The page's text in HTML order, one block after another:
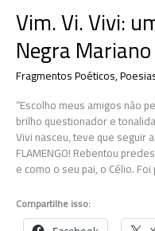
Vim. Vi. Vivi:
Negra Mariano
Fragmentos Poéticos,
“Escolho meus amigos não
brilho questionador e
Vivi nasceu, teve que seguir
FLAMENGO! Rebentou
e como o seu pai, o Célio.
Compartilhe isso: